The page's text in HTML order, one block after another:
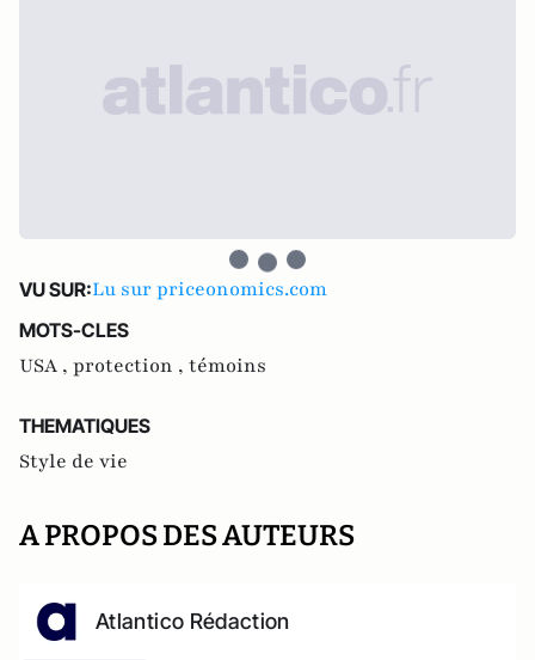
VU SUR:Lu sur priceonomics.com
MOTS-CLES
USA , protection , témoins
THEMATIQUES
Style de vie
A PROPOS DES AUTEURS
Atlantico Rédaction